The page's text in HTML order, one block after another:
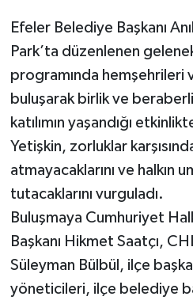
Efeler Belediye Başkanı
Park’ta düzenlenen
programında hemşehrileri
buluşarak birlik ve
katılımın yaşandığı
Yetişkin, zorluklar
atmayacaklarını ve halkın
tutacaklarını vurguladı.
Buluşmaya Cumhuriyet
Başkanı Hikmet Saatçı,
Süleyman Bülbül, ilçe
yöneticileri, ilçe belediye